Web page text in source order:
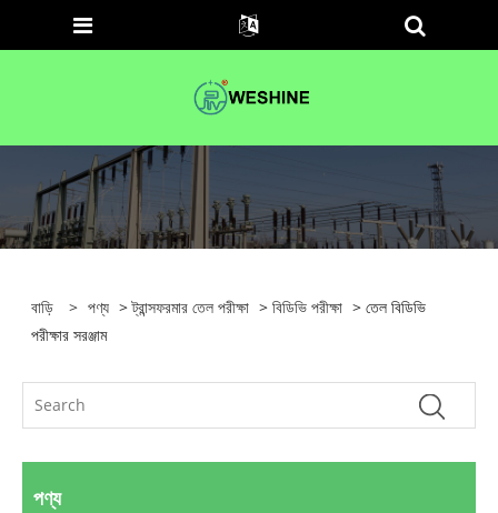
বাড়ি > পণ্য >ট্রান্সফরমার তেল পরীক্ষা >বিডিভি পরীক্ষা > তেল বিডিভি
পরীক্ষার সরঞ্জাম
পণ্য